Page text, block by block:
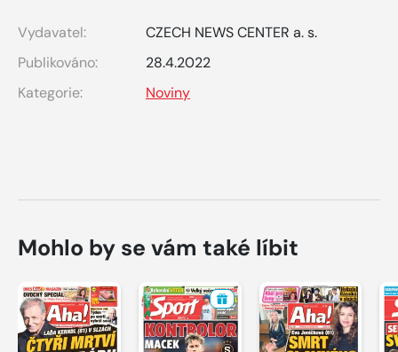
Vydavatel:
CZECH NEWS CENTER a. s.
Publikováno:
28.4.2022
Kategorie:
Noviny
Mohlo by se vám také líbit